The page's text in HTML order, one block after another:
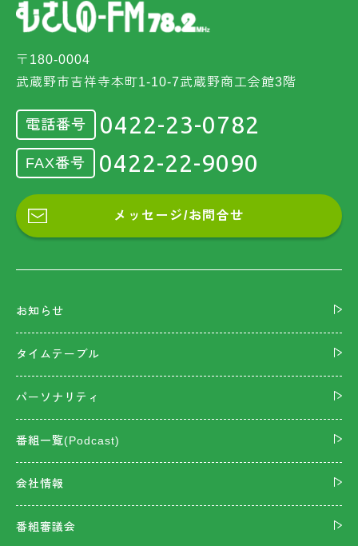
〒180-0004
武蔵野市吉祥寺本町1-10-7武蔵野商工会館3階
電話番号 0422-23-0782
FAX番号 0422-22-9090
メッセージ/お問合せ
お知らせ
タイムテーブル
パーソナリティ
番組一覧(Podcast)
会社情報
番組審議会